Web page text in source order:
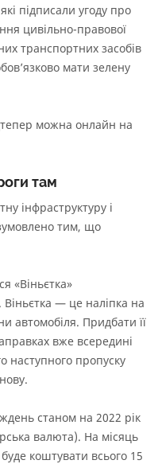
підписали угоду про
цивільно-правової
транспортних засобів
мати зелену
можна онлайн на
там
інфраструктуру і
тим, що
«Віньєтка»
— це наліпка на
автомобіля. Придбати її
вже всередині
наступного пропуску
станом на 2022 рік
валюта). На місяць
коштувати всього 15